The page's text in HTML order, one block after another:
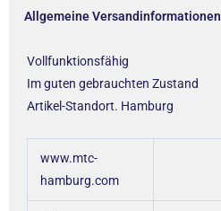
Allgemeine Versandinformationen
Vollfunktionsfähig
Im guten gebrauchten Zustand
Artikel-Standort. Hamburg
www.mtc-
hamburg.com